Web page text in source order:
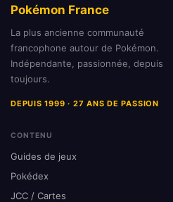
Pokémon France
La plus ancienne communauté
francophone autour de Pokémon.
Indépendante, passionnée, depuis
toujours.
DEPUIS 1999 · 27 ANS DE PASSION
CONTENU
Guides de jeux
Pokédex
JCC / Cartes